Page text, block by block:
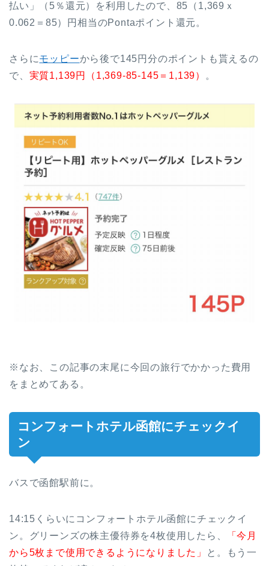
払い」（5％還元）を利用したので、85（1,369ｘ
0.062＝85）円相当のPontaポイント還元。
さらにモッピーから後で145円分のポイントも貰えるの
で、 実質1,139円（1,369-85-145＝1,139） 。
※なお、この記事の末尾に今回の旅行でかかった費用
をまとめてある。
コンフォートホテル函館にチェックイ
ン
バスで函館駅前に。
14:15くらいにコンフォートホテル函館にチェックイ
ン。グリーンズの株主優待券を4枚使用したら、
「今月
から5枚まで使用できるようになりました」
と。もう一